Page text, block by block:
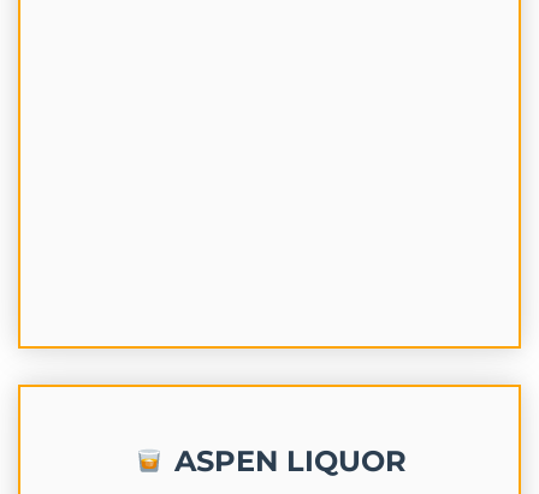
ASPEN LIQUOR